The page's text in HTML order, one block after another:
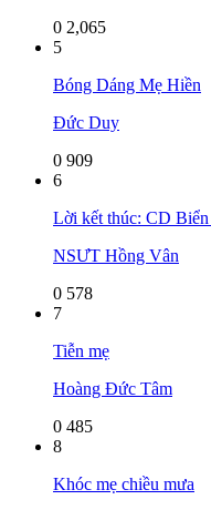
0 2,065
5
Bóng Dáng Mẹ Hiền
Đức Duy
0 909
6
Lời kết thúc: CD
NSƯT Hồng Vân
0 578
7
Tiễn mẹ
Hoàng Đức Tâm
0 485
8
Khóc mẹ chiều mưa